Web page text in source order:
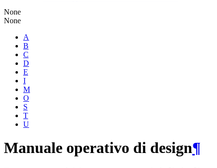
None
None
A
B
C
D
E
I
M
O
S
T
U
Manuale operativo di design¶